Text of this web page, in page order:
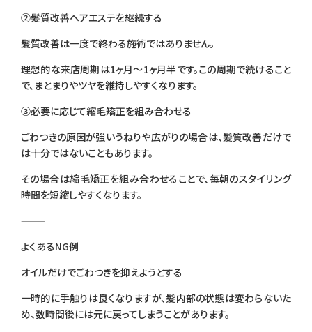
②髪質改善ヘアエステを継続する
髪質改善は一度で終わる施術ではありません。
理想的な来店周期は1ヶ月〜1ヶ月半です。この周期で続けること
で、まとまりやツヤを維持しやすくなります。
③必要に応じて縮毛矯正を組み合わせる
ごわつきの原因が強いうねりや広がりの場合は、髪質改善だけで
は十分ではないこともあります。
その場合は縮毛矯正を組み合わせることで、毎朝のスタイリング
時間を短縮しやすくなります。
⸻
よくあるNG例
オイルだけでごわつきを抑えようとする
一時的に手触りは良くなりますが、髪内部の状態は変わらないた
め、数時間後には元に戻ってしまうことがあります。